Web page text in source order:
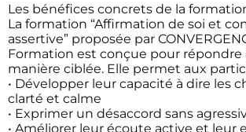
Les bénéfices concrets de la
La formation “Affirmation de soi et
assertive” proposée par
Formation est conçue pour répondre
manière ciblée. Elle permet aux
• Développer leur capacité à dire les
clarté et calme
• Exprimer un désaccord sans
• Améliorer leur écoute active et leur